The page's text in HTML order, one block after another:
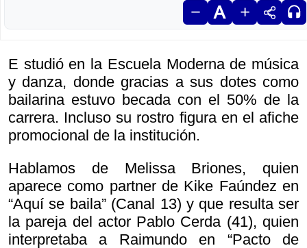
E studió en la Escuela Moderna de música
y danza, donde gracias a sus dotes como
bailarina estuvo becada con el 50% de la
carrera. Incluso su rostro figura en el afiche
promocional de la institución.
Hablamos de Melissa Briones, quien
aparece como partner de Kike Faúndez en
“Aquí se baila” (Canal 13) y que resulta ser
la pareja del actor Pablo Cerda (41), quien
interpretaba a Raimundo en “Pacto de